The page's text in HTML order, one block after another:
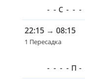
- - С - - -
22:15 → 08:15
1 Пересадка
- - - - П -